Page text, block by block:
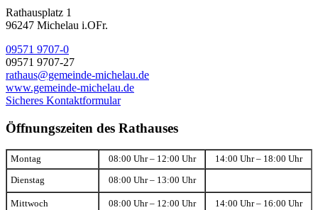
Rathausplatz 1
96247 Michelau i.OFr.
09571 9707-0
09571 9707-27
rathaus@gemeinde-michelau.de
www.gemeinde-michelau.de
Sicheres Kontaktformular
Öffnungszeiten des Rathauses
Montag 08:00 Uhr – 12:00 Uhr 14:00 Uhr – 18:00 Uhr
Dienstag 08:00 Uhr – 13:00 Uhr
Mittwoch 08:00 Uhr – 12:00 Uhr 14:00 Uhr – 16:00 Uhr